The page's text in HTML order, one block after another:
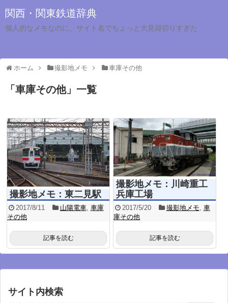
関西・関東鉄道辞典
個人的なメモなのに、サイト名でちょっと大見得切りすぎた
ホーム 撮影地メモ 車庫その他
「 車庫その他」 一覧
撮影地メモ：東二見駅
2017/8/11 山陽電車, 車庫
その他
記事を読む
撮影地メモ：川崎重工
兵庫工場
2017/5/20 撮影地メモ 車
庫その他
記事を読む
サイト内検索